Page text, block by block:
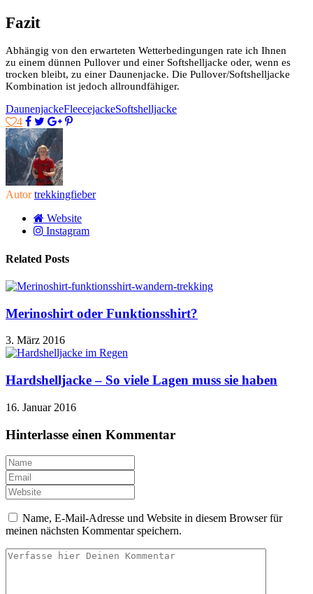
Fazit
Abhängig von den erwarteten Wetterbedingungen rate ich Ihnen
zu einem dünnen Pullover und einer Softshelljacke oder, wenn es
trocken bleibt, zu einer Daunenjacke. Die Pullover/Softshelljacke
Kombination ist jedoch allroundfähiger.
DaunenjackeFleecejackeSoftshelljacke
4
Autor trekkingfieber
Website
Instagram
Related Posts
Merinoshirt oder Funktionsshirt?
3. März 2016
Hardshelljacke – So viele Lagen muss sie haben
16. Januar 2016
Hinterlasse einen Kommentar
Name, E-Mail-Adresse und Website in diesem Browser für
meinen nächsten Kommentar speichern.